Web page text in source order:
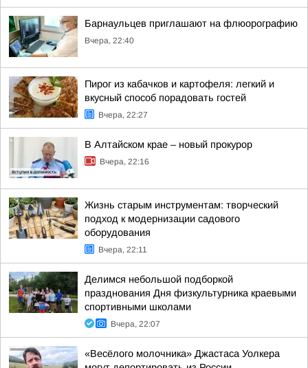
Барнаульцев приглашают на флюорографию
Вчера, 22:40
Пирог из кабачков и картофеля: легкий и
вкусный способ порадовать гостей
Вчера, 22:27
В Алтайском крае – новый прокурор
Вчера, 22:16
Жизнь старым инструментам: творческий
подход к модернизации садового
оборудования
Вчера, 22:11
Делимся небольшой подборкой
празднования Дня физкультурника краевыми
спортивными школами
Вчера, 22:07
«Весёлого молочника» Джастаса Уолкера